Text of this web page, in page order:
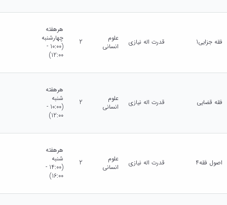
فقه جزایی1 قدرت اله نیازی
علوم
انسانی
2
هرهفته
چهارشنبه
(10:00 -
12:00)
فقه قضایی قدرت اله نیازی
علوم
انسانی
2
هرهفته
شنبه
(10:00 -
12:00)
اصول فقه4 قدرت اله نیازی
علوم
انسانی
2
هرهفته
شنبه
(14:00 -
16:00)